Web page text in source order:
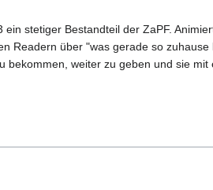
stetiger Bestandteil der ZaPF.
Readern über "was gerade so
weiter zu geben und sie mit